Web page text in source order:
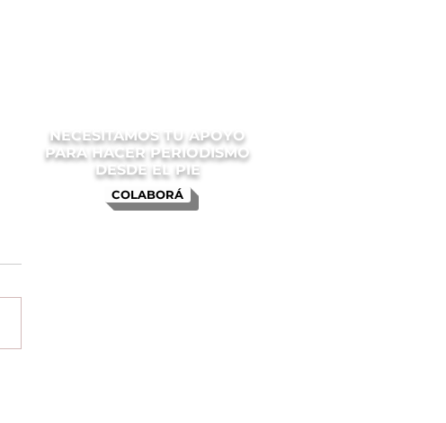
COLABORÁ
NECESITAMOS TU APOYO
PARA HACER PERIODISMO
DESDE EL PIE